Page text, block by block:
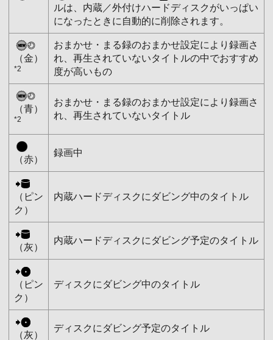
ルは、内蔵／外付けハードディスクがいっぱい
になったときに自動的に削除されます。
（金）
*2
おまかせ・まる録のおまかせ設定により録画さ
れ、再生されていないタイトルの中でおすすめ
度が高いもの
（青）
*2
おまかせ・まる録のおまかせ設定により録画さ
れ、再生されていないタイトル
（赤）
録画中
（ピン
ク）
内蔵ハードディスクにダビング中のタイトル
（灰）
内蔵ハードディスクにダビング予定のタイトル
（ピン
ク）
ディスクにダビング中のタイトル
（灰）
ディスクにダビング予定のタイトル